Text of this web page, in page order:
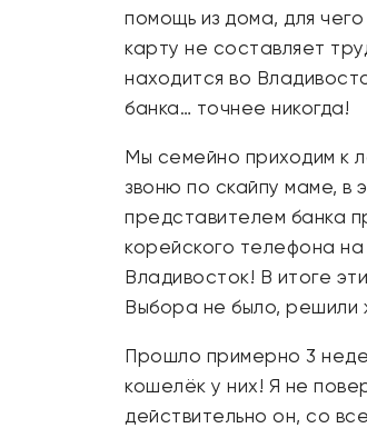
помощь из дома, для
карту не составляет
находится во
банка… точнее никогда!
Мы семейно приходим к
звоню по скайпу маме,
представителем банка
корейского телефона
Владивосток! В итоге
Выбора не было, решили
Прошло примерно 3
кошелёк у них! Я не
действительно он, со